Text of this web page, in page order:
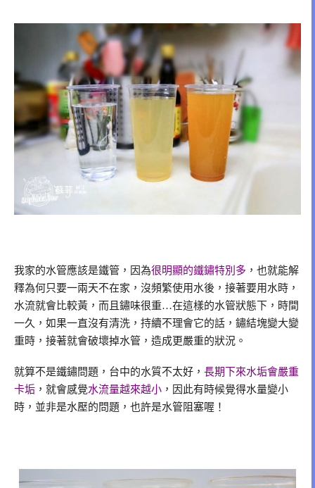
我家的水管應該是鐵管，因為很明顯的鐵鏽特別多 ，也就能解
釋為何只要一兩天不在家，沒頻繁使用水後，接著要用水時，
水流就會比較黃，而且鏽味很重…在這樣的水管狀態下，時間
一久，如果一直沒有清洗，持續不理會它的話，鏽結塊變大變
重時，接著就會破壞掉水管，造成更嚴重的狀況。
就算不是鐵鏽問題，台中的水質不太好， 長期下來水垢會嚴重
卡垢 ，就會感覺水流量越來越小 ，因此有時候覺得水量變小
時，並非是水壓的問題，也許是水管阻塞喔！